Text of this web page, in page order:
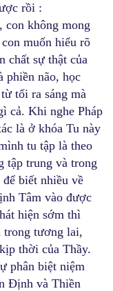
rồi :
không mong
muốn hiểu rõ
chất sự thật của
phiền não, học
tối ra sáng mà
cả. Khi nghe Pháp
là ở khóa Tu này
tu tập là theo
tập trung và trong
biết nhiều về
Tâm vào được
hiện sớm thì
trong tương lai,
thời của Thầy.
phân biệt niệm
Định và Thiền